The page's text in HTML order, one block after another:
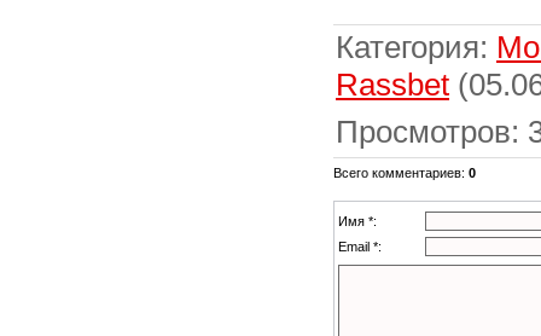
Категория:
Rassbet
Просмотров:
Всего комментариев: 0
Имя *:
Email *: